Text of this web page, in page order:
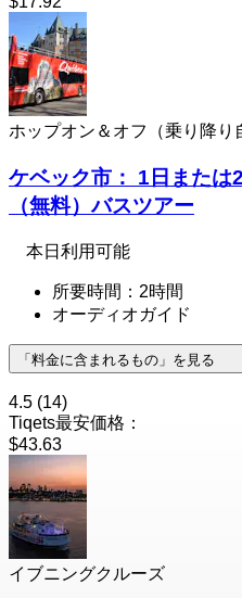
ホップオン＆オフ（乗り降り
ケベック市： 1日または
（無料）バスツアー
本日利用可能
所要時間：2時間
オーディオガイド
「料金に含まれるもの」を見る
4.5 (14)
Tiqets最安価格：
$43.63
イブニングクルーズ